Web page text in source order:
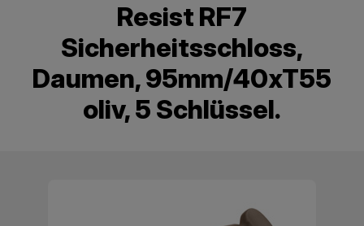
Resist RF7
Sicherheitsschloss,
Daumen, 95mm/40xT55
oliv, 5 Schlüssel.